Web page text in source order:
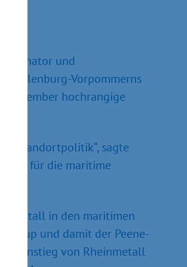
und
Vorpommerns
hochrangige
Standortpolitik“, sagte
die für die maritime
in den maritimen
Group und damit der Peene-
Einstieg von Rheinmetall